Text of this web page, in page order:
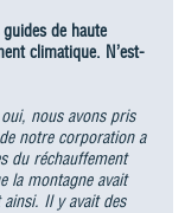
de haute
climatique. N’est-
nous avons pris
notre corporation a
du réchauffement
la montagne avait
ainsi. Il y avait des